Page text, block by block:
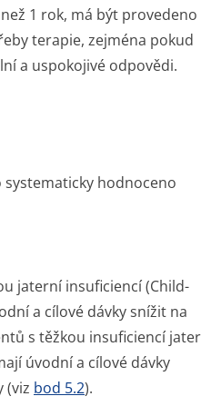
1 rok, má být provedeno
terapie, zejména pokud
a uspokojivé odpovědi.
hodnoceno
jaterní insuficiencí (Child-
a cílové dávky snížit na
s těžkou insuficiencí jater
úvodní a cílové dávky
(viz bod 5.2).